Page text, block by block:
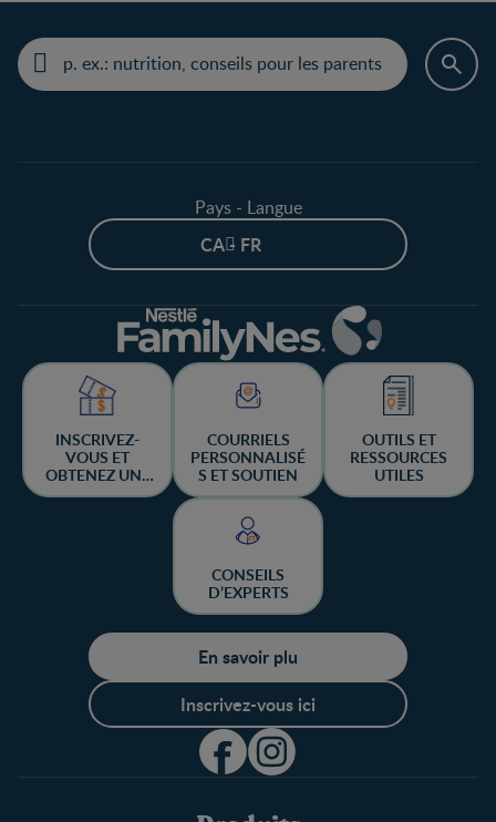
Pays - Langue
CA - FR
INSCRIVEZ-
VOUS ET
OBTENEZ UNE
CHANCE DE
COURRIELS
PERSONNALISÉ
S ET SOUTIEN
OUTILS ET
RESSOURCES
UTILES
CONSEILS
D’EXPERTS
En savoir plu
Inscrivez-vous ici